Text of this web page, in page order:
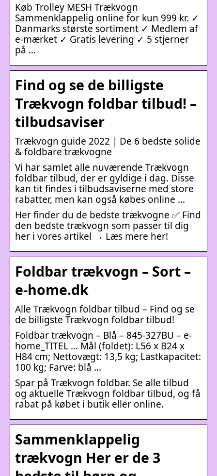
Køb Trolley MESH Trækvogn
Sammenklappelig online for kun 999 kr. ✓
Danmarks største sortiment ✓ Medlem af
e-mærket ✓ Gratis levering ✓ 5 stjerner
på …
Find og se de billigste
Trækvogn foldbar tilbud! –
tilbudsaviser
Trækvogn guide 2022 | De 6 bedste solide
& foldbare trækvogne
Vi har samlet alle nuværende Trækvogn
foldbar tilbud, der er gyldige i dag. Disse
kan tit findes i tilbudsaviserne med store
rabatter, men kan også købes online …
Her finder du de bedste trækvogne ✅ Find
den bedste trækvogn som passer til dig
her i vores artikel → Læs mere her!
Foldbar trækvogn – Sort –
e-home.dk
Alle Trækvogn foldbar tilbud – Find og se
de billigste Trækvogn foldbar tilbud!
Foldbar trækvogn – Blå – 845-327BU – e-
home_TITEL … Mål (foldet): L56 x B24 x
H84 cm; Nettovægt: 13,5 kg; Lastkapacitet:
100 kg; Farve: blå …
Spar på Trækvogn foldbar. Se alle tilbud
og aktuelle Trækvogn foldbar tilbud, og få
rabat på købet i butik eller online.
Sammenklappelig
trækvogn Her er de 3